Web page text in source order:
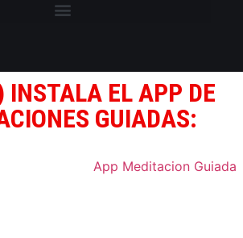
INSTALA EL APP DE
GUIADAS: